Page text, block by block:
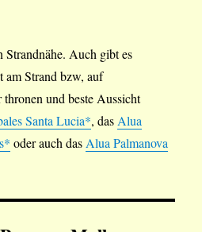
Auch gibt es
am Strand bzw, auf
und beste Aussicht
Santa Lucia*, dasAlua
oder auch dasAlua Palmanova